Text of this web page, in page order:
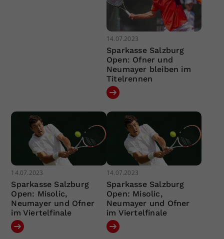
14.07.2023
Sparkasse Salzburg
Open: Ofner und
Neumayer bleiben im
Titelrennen
14.07.2023
Sparkasse Salzburg
Open: Misolic,
Neumayer und Ofner
im Viertelfinale
14.07.2023
Sparkasse Salzburg
Open: Misolic,
Neumayer und Ofner
im Viertelfinale